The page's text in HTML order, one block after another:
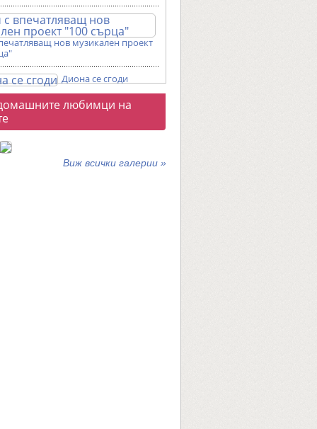
нов музикален проект
Диона се сгоди
галерии
любимци на
Виж всички галерии »